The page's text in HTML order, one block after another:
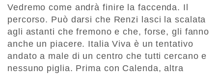
Vedremo come andrà finire la faccenda. Il
percorso. Può darsi che Renzi lasci la scalata
agli astanti che fremono e che, forse, gli fanno
anche un piacere. Italia Viva è un tentativo
andato a male di un centro che tutti cercano e
nessuno piglia. Prima con Calenda, altra